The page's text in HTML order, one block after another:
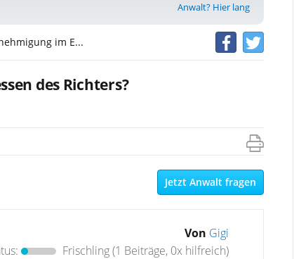
Anwalt? Hier lang
im E...
des Richters?
Jetzt Anwalt fragen
Von Gigi
Frischling(1 Beiträge, 0x hilfreich)